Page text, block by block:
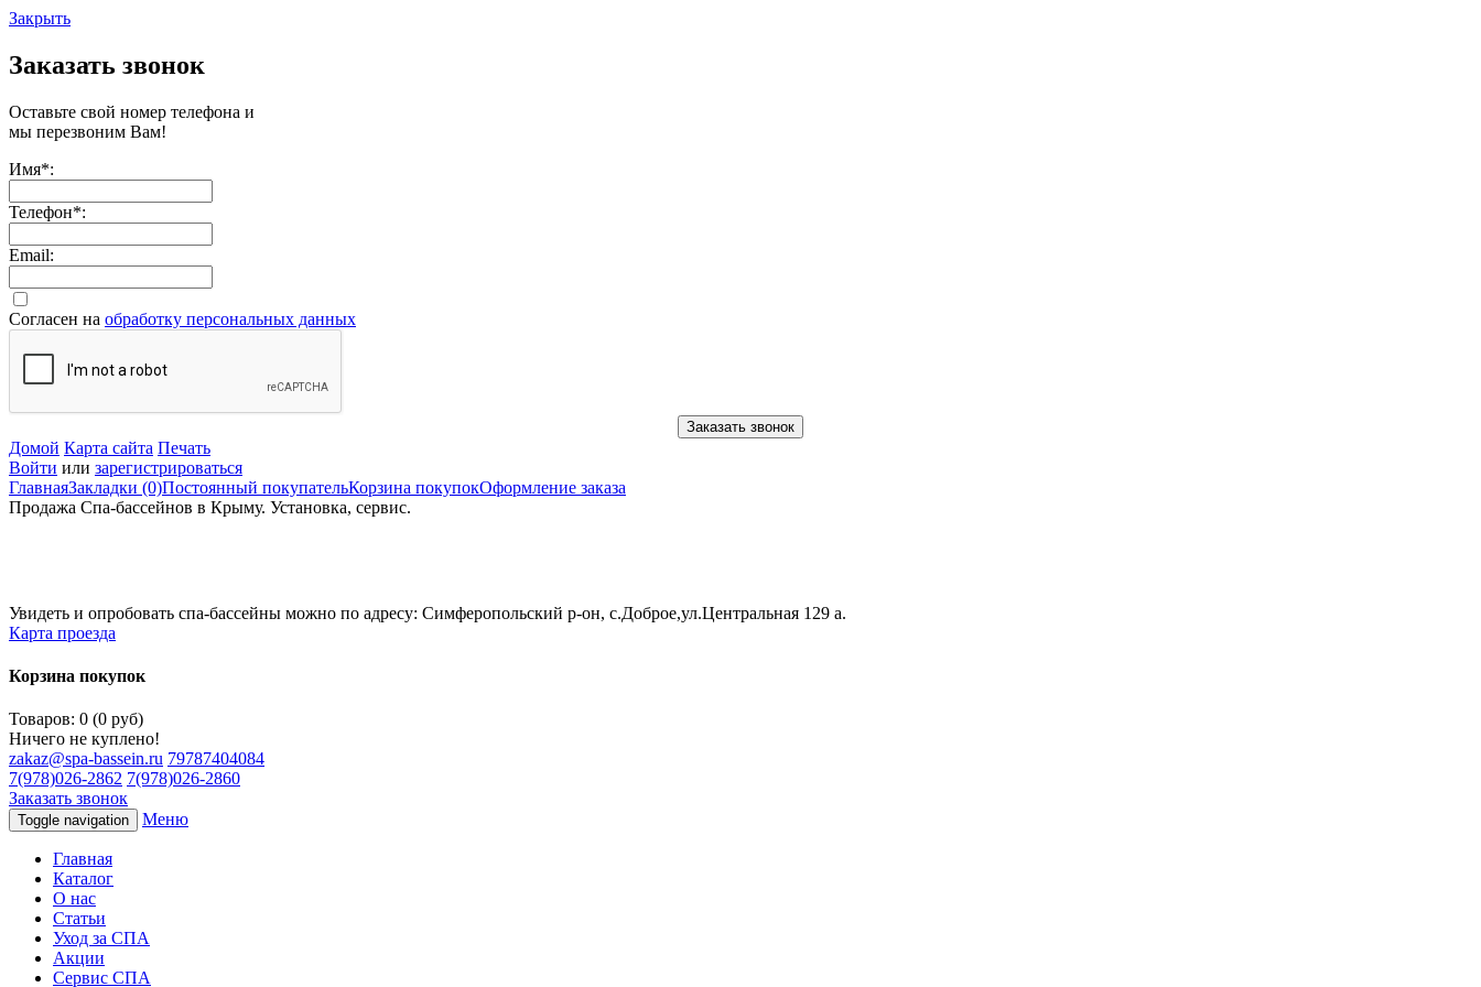
Закрыть
Заказать звонок
Оставьте свой номер телефона и
мы перезвоним Вам!
Имя*:
Телефон*:
Email:
Согласен на обработку персональных данных
Заказать звонок
Домой Карта сайта Печать
Войти или зарегистрироваться
ГлавнаяЗакладки (0)Постоянный покупательКорзина покупокОформление заказа
Продажа Спа-бассейнов в Крыму. Установка, сервис.
Увидеть и опробовать спа-бассейны можно по адресу: Симферопольский р-он, с.Доброе,ул.Центральная 129 а.
Карта проезда
Корзина покупок
Товаров: 0 (0 руб)
Ничего не куплено!
zakaz@spa-bassein.ru 79787404084
7(978)026-2862 7(978)026-2860
Заказать звонок
Toggle navigation Меню
Главная
Каталог
О нас
Статьи
Уход за СПА
Акции
Сервис СПА